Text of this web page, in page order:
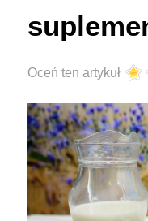
Oceń ten artykuł